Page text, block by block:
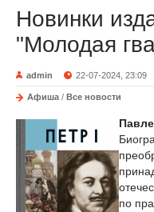
Новинки
"Молодая
admin 22-07-2024, 23:09
Афиша / Все новости
по